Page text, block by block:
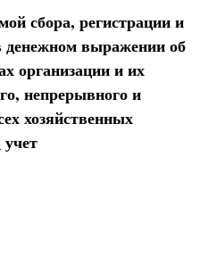
сбора, регистрации и
выражении об
организации и их
непрерывного и
хозяйственных